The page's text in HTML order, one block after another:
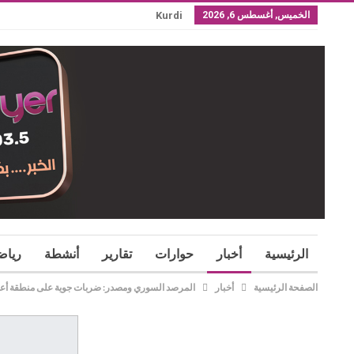
الخميس, أغسطس 6, 2026 Kurdi
الرئيسية أخبار حوارات تقارير أنشطة
الصفحة الرئيسية أخبار المرصد السوري ومصدر: ضربات جوية على منطقة